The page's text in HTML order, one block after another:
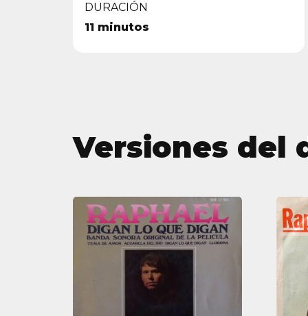
DURACIÓN
11 minutos
Versiones del
BSO
Digan
lo
que
digan